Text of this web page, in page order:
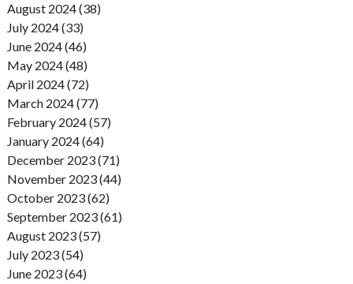
August 2024 (38)
July 2024 (33)
June 2024 (46)
May 2024 (48)
April 2024 (72)
March 2024 (77)
February 2024 (57)
January 2024 (64)
December 2023 (71)
November 2023 (44)
October 2023 (62)
September 2023 (61)
August 2023 (57)
July 2023 (54)
June 2023 (64)